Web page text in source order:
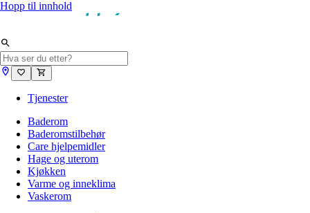
Hopp til innhold
Tjenester
Baderom
Baderomstilbehør
Care hjelpemidler
Hage og uterom
Kjøkken
Varme og inneklima
Vaskerom